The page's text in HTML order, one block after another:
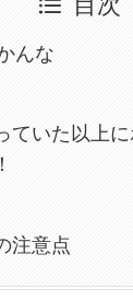
目次
んな
ていた以上
注意点